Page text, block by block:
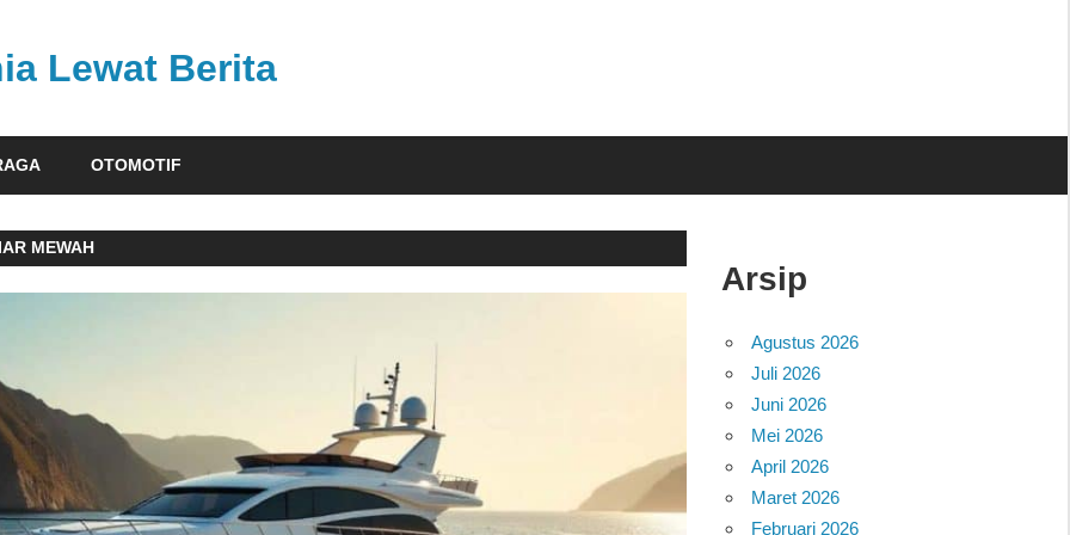
Lewat Berita
OTOMOTIF
MEWAH
Arsip
Agustus 2026
Juli 2026
Juni 2026
Mei 2026
April 2026
Maret 2026
Februari 2026